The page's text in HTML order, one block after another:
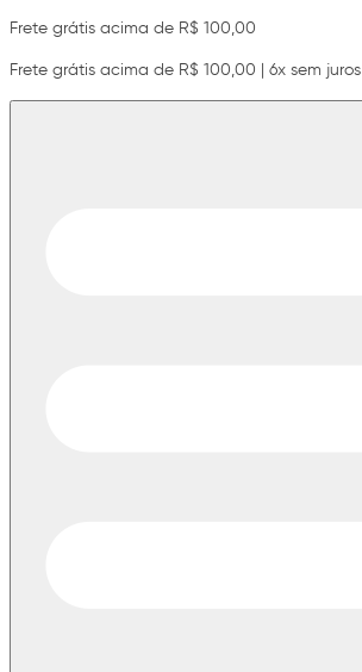
Frete grátis acima de R$ 100,00
Frete grátis acima de R$ 100,00 | 6x sem juros